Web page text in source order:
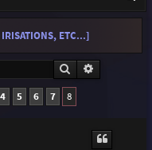
e
ETC...]
Rechercher
4 5 6 7 8